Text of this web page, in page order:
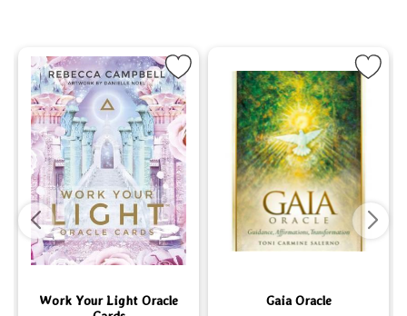
Pocket som favorit
Work Your Light Oracle
Markera Work Your Light Oracle Cards som favorit
Gaia Oracle
Markera Gaia Oracle